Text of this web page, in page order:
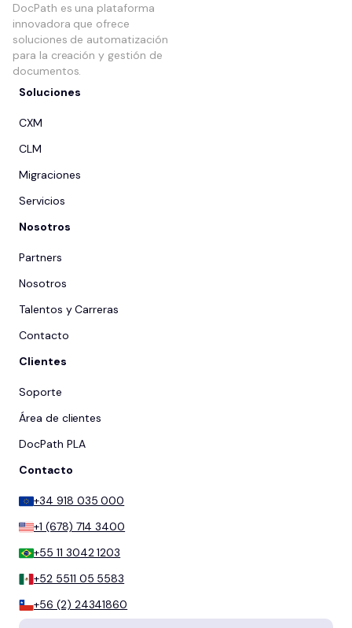
DocPath es una plataforma
innovadora que ofrece
soluciones de automatización
para la creación y gestión de
documentos.
Soluciones
CXM
CLM
Migraciones
Servicios
Nosotros
Partners
Nosotros
Talentos y Carreras
Contacto
Clientes
Soporte
Área de clientes
DocPath PLA
Contacto
+34 918 035 000
+1 (678) 714 3400
+55 11 3042 1203
+52 5511 05 5583
+56 (2) 24341860